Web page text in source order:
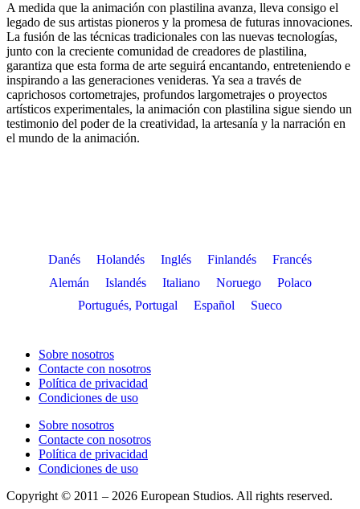
A medida que la animación con plastilina avanza, lleva consigo el
legado de sus artistas pioneros y la promesa de futuras innovaciones.
La fusión de las técnicas tradicionales con las nuevas tecnologías,
junto con la creciente comunidad de creadores de plastilina,
garantiza que esta forma de arte seguirá encantando, entreteniendo e
inspirando a las generaciones venideras. Ya sea a través de
caprichosos cortometrajes, profundos largometrajes o proyectos
artísticos experimentales, la animación con plastilina sigue siendo un
testimonio del poder de la creatividad, la artesanía y la narración en
el mundo de la animación.
Danés Holandés Inglés Finlandés
Francés
Alemán
Islandés Italiano Noruego
Polaco
Portugués, Portugal
Español Sueco
Sobre nosotros
Contacte con nosotros
Política de privacidad
Condiciones de uso
Sobre nosotros
Contacte con nosotros
Política de privacidad
Condiciones de uso
Copyright © 2011 – 2026 European Studios. All rights reserved.